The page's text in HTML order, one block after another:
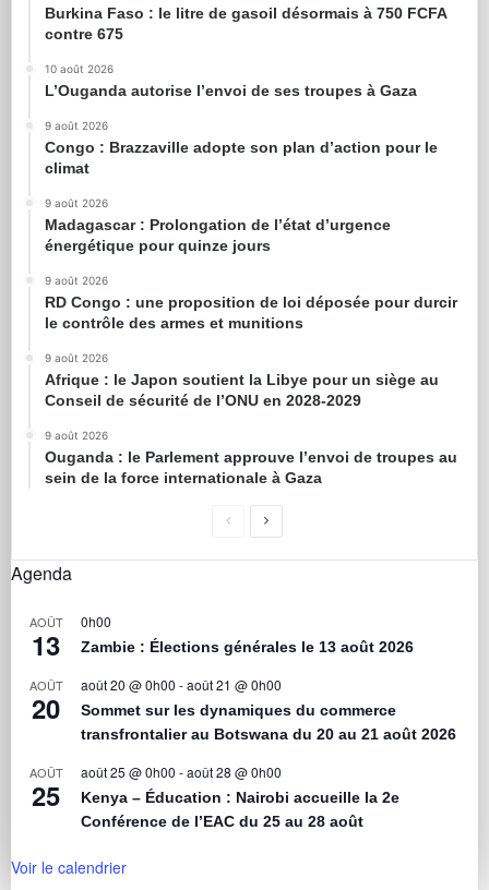
Burkina Faso : le litre de gasoil désormais à 750 FCFA
contre 675
10 août 2026
L’Ouganda autorise l’envoi de ses troupes à Gaza
9 août 2026
Congo : Brazzaville adopte son plan d’action pour le
climat
9 août 2026
Madagascar : Prolongation de l’état d’urgence
énergétique pour quinze jours
9 août 2026
RD Congo : une proposition de loi déposée pour durcir
le contrôle des armes et munitions
9 août 2026
Afrique : le Japon soutient la Libye pour un siège au
Conseil de sécurité de l’ONU en 2028-2029
9 août 2026
Ouganda : le Parlement approuve l’envoi de troupes au
sein de la force internationale à Gaza
Agenda
AOÛT
13
0h00
Zambie : Élections générales le 13 août 2026
AOÛT
20
août 20 @ 0h00 -août 21 @ 0h00
Sommet sur les dynamiques du commerce
transfrontalier au Botswana du 20 au 21 août 2026
AOÛT
25
août 25 @ 0h00 -août 28 @ 0h00
Kenya – Éducation : Nairobi accueille la 2e
Conférence de l’EAC du 25 au 28 août
Voir le calendrier